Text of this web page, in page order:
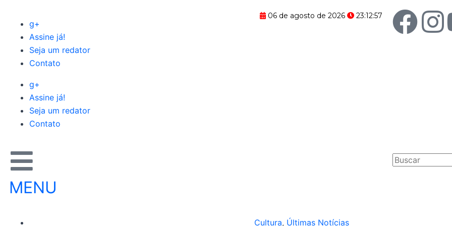
conteúdo
g+
Assine já!
Seja um redator
Contato
g+
Assine já!
Seja um redator
Contato
06 de agosto de 2026 23:12:58
F
o
o
I
g
r
MENU
Pesquisar
Cultura, Últimas Notícias